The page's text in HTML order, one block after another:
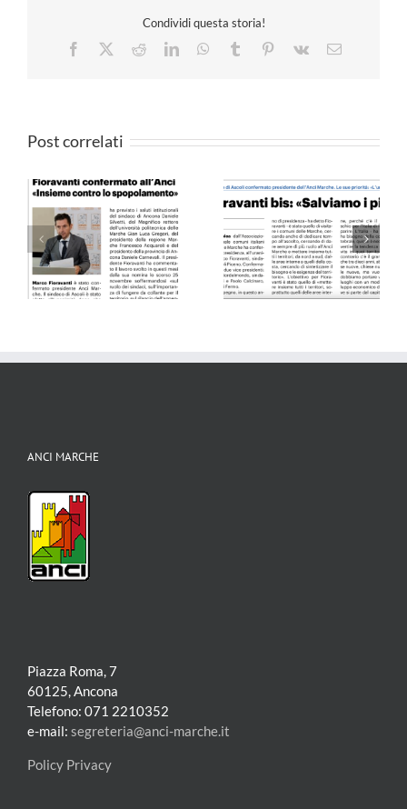
Condividi questa storia!
Facebook
RedditLinkedInWhatsApp
Tumblr Pinterest
Vk Email
Post correlati
QN 10.09.24
Il Resto del Carlino –
25.05.24
ANCI MARCHE
Piazza Roma, 7
60125, Ancona
Telefono: 071 2210352
e-mail: segreteria@anci-marche.it
Policy Privacy